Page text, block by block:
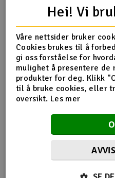
Raketter
Smarthjem, lek &
Solenergi
Sparkesykler &
Verktøy, utstyr &
SX-C8281 Radius 3 Curve
Flere detaljer
Analog
Hei! Vi
Våre nettsider bruker
Cookies brukes til å
gi oss forståelse for
mulighet å presentere de
produkter for deg. Klikk
til å bruke cookies, eller
oversikt. Les mer